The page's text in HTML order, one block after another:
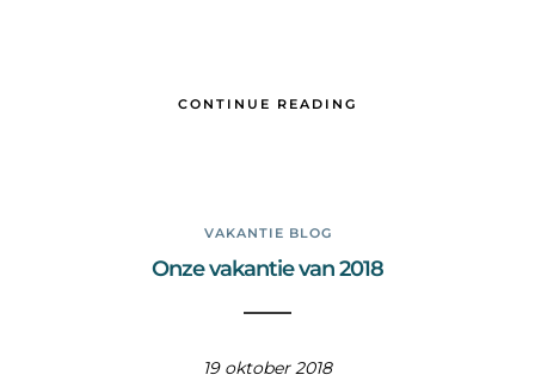
CONTINUE READING
VAKANTIE BLOG
Onze vakantie van 2018
19 oktober 2018